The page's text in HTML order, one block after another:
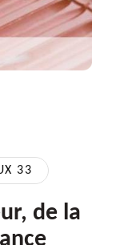
33
de la